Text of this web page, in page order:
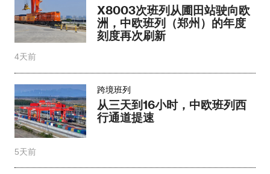
X8003次班列从圃田站驶向欧
洲，中欧班列（郑州）的年度
刻度再次刷新
4天前
跨境班列
从三天到16小时，中欧班列西
行通道提速
5天前